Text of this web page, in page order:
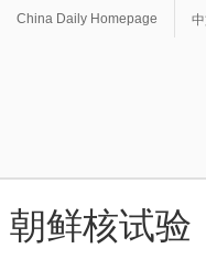
China Daily Homepage
朝鲜核试验